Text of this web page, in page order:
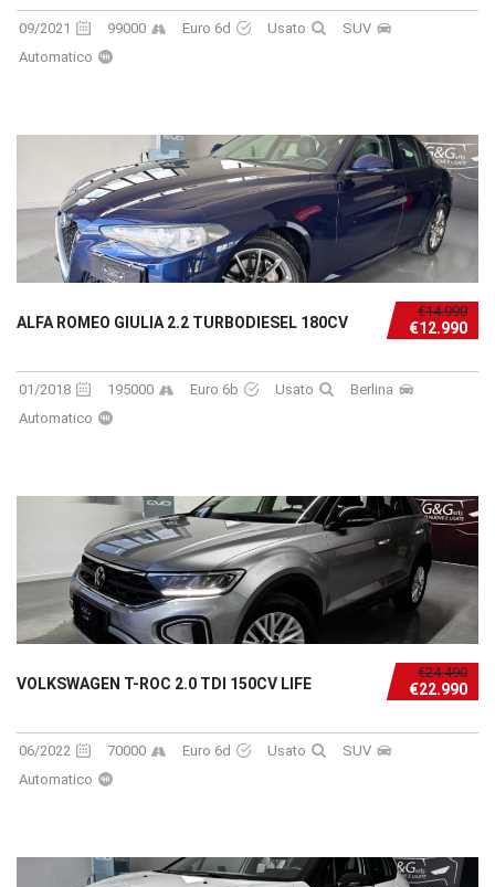
09/2021 99000 Euro 6d Usato
SUV
Automatico
€14.990
€12.990
ALFA ROMEO GIULIA 2.2 TURBODIESEL 180CV
01/2018 195000 Euro 6b Usato
Berlina
Automatico
€24.490
€22.990
VOLKSWAGEN T-ROC 2.0 TDI 150CV LIFE
06/2022 70000 Euro 6d Usato
SUV
Automatico